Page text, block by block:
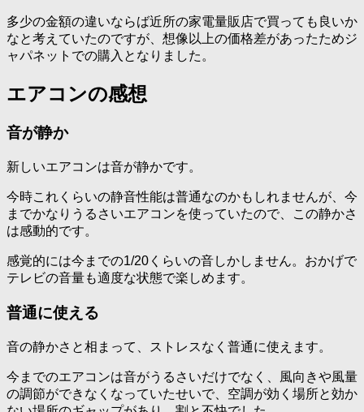
多少の金額の違いならば近所の家電量販店で買っても良いか
なと考えていたのですが、想像以上の価格差があったためジ
ャパネットでの購入となりました。
エアコンの感想
音が静か
新しいエアコンは音が静かです。
今時これくらいの静音性能は普通なのかもしれませんが、今
までかなりうるさいエアコンを使っていたので、この静かさ
は感動的です。
感覚的には今までの1/20くらいの音しかしません。おかげで
テレビの音量も適度な状態で楽しめます。
普通に使える
音の静かさと相まって、ストレスなく普通に使えます。
今までのエアコンは音がうるさいだけでなく、風向きや風量
の調節ができなくなっていたせいで、空調が効く場所と効か